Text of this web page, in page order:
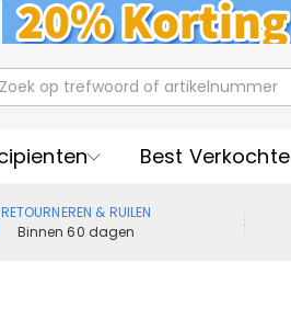
Best Verkochte
RETOURNEREN & RUILEN
Binnen 60 dagen